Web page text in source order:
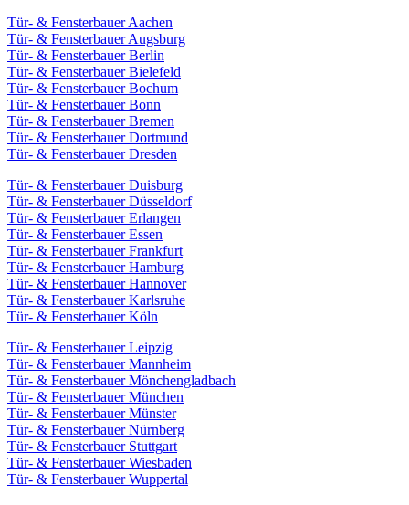
Tür- & Fensterbauer Aachen
Tür- & Fensterbauer Augsburg
Tür- & Fensterbauer Berlin
Tür- & Fensterbauer Bielefeld
Tür- & Fensterbauer Bochum
Tür- & Fensterbauer Bonn
Tür- & Fensterbauer Bremen
Tür- & Fensterbauer Dortmund
Tür- & Fensterbauer Dresden
Tür- & Fensterbauer Duisburg
Tür- & Fensterbauer Düsseldorf
Tür- & Fensterbauer Erlangen
Tür- & Fensterbauer Essen
Tür- & Fensterbauer Frankfurt
Tür- & Fensterbauer Hamburg
Tür- & Fensterbauer Hannover
Tür- & Fensterbauer Karlsruhe
Tür- & Fensterbauer Köln
Tür- & Fensterbauer Leipzig
Tür- & Fensterbauer Mannheim
Tür- & Fensterbauer Mönchengladbach
Tür- & Fensterbauer München
Tür- & Fensterbauer Münster
Tür- & Fensterbauer Nürnberg
Tür- & Fensterbauer Stuttgart
Tür- & Fensterbauer Wiesbaden
Tür- & Fensterbauer Wuppertal